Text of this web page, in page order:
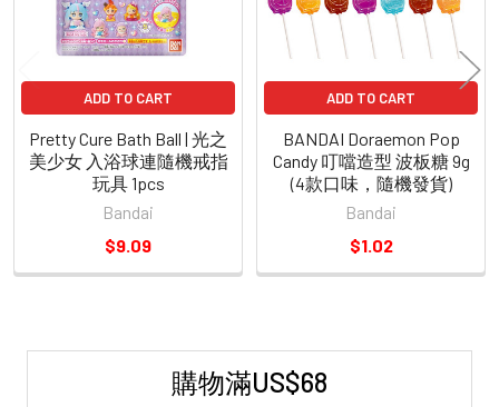
購物滿US$68
ADD TO CART
Pretty Cure Bath Ball | 光之
美少女 入浴球連隨機戒指
玩具 1pcs
Bandai
$9.09
ADD TO CART
BANDAI Doraemon Pop
Candy 叮噹造型 波板糖 9g
(4款口味，隨機發貨)
Bandai
$1.02